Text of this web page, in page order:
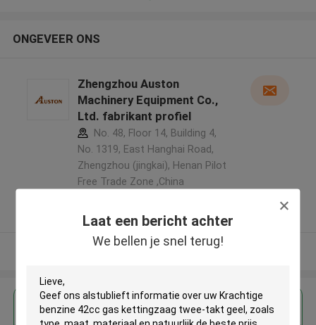
Laat een bericht achter
We bellen je snel terug!
ONGEVEER ONS
Zhengzhou Auston
Machinery Equipment Co.,
Ltd. fabrikant profiel
No. 48, Floor 14, Building 4,
No. 1319, East Hanghai Road,
Zhengzhou (jingkai), Henan Pilot
Free Trade Zone ,China
Geverifieerde Leverancier
Bekijk meer
Krijg de beste prijs voor